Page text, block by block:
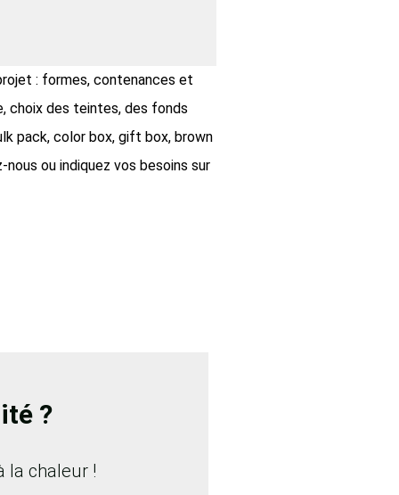
: formes, contenances et
choix des teintes, des fonds
pack, color box, gift box, brown
ou indiquez vos besoins sur
?
la chaleur !